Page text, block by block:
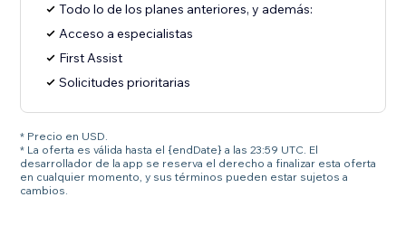
Todo lo de los planes anteriores, y además:
Acceso a especialistas
First Assist
Solicitudes prioritarias
* Precio en USD.
* La oferta es válida hasta el {endDate} a las 23:59 UTC. El
desarrollador de la app se reserva el derecho a finalizar esta oferta
en cualquier momento, y sus términos pueden estar sujetos a
cambios.